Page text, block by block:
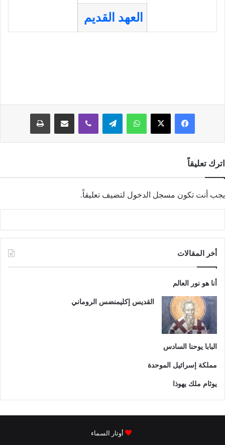
العهد القديم
فيسبوك‫X واتسابتيلقرامڤايبر مشاركة عبر البريد طباعة
اترك تعليقاً
يجب أنت تكون مسجل الدخول لتضيف تعليقاً.
أخر المقالات
أنا هو نور العالم
القديس إكليمنضس الروماني
البابا يوحنا السادس
مملكة إسرائيل الموحدة
يوثام ملك يهوذا
أوتار السماء